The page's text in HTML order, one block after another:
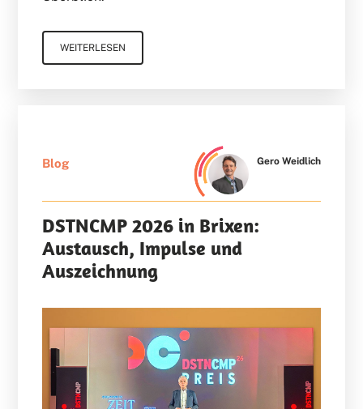
WEITERLESEN
Blog Gero Weidlich
DSTNCMP 2026 in Brixen:
Austausch, Impulse und
Auszeichnung